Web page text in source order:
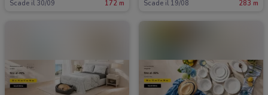
Scade il 30/09 172 m Scade il 19/08 283 m